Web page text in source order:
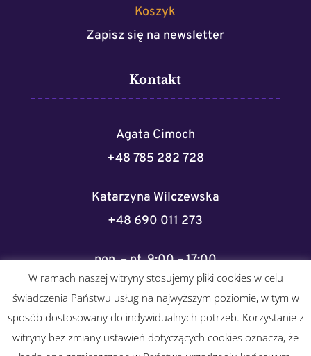
Koszyk
Zapisz się na newsletter
Kontakt
Agata Cimoch
+48 785 282 728
Katarzyna Wilczewska
+48 690 011 273
pon. – pt. 9:00 – 17:00
sklep@lowcywyrazow.pl
W ramach naszej witryny stosujemy pliki cookies w celu
świadczenia Państwu usług na najwyższym poziomie, w tym w
sposób dostosowany do indywidualnych potrzeb. Korzystanie z
witryny bez zmiany ustawień dotyczących cookies oznacza, że